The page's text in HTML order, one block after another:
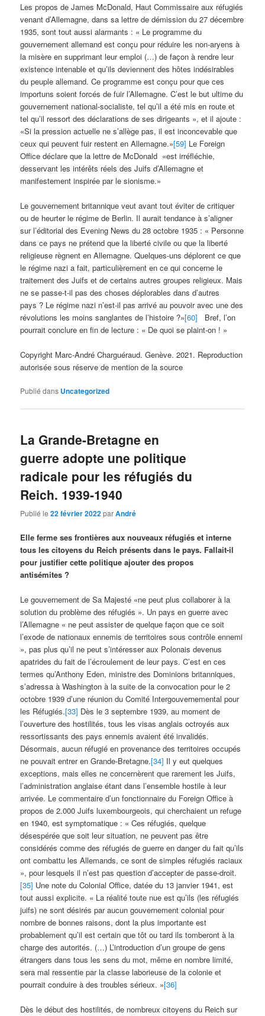
Les propos de James McDonald, Haut Commissaire aux réfugiés
venant d’Allemagne, dans sa lettre de démission du 27 décembre
1935, sont tout aussi alarmants : « Le programme du
gouvernement allemand est conçu pour réduire les non-aryens à
la misère en supprimant leur emploi (…) de façon à rendre leur
existence intenable et qu’ils deviennent des hôtes indésirables
du peuple allemand. Ce programme est conçu pour que ces
importuns soient forcés de fuir l’Allemagne. C’est le but ultime du
gouvernement national-socialiste, tel qu’il a été mis en route et
tel qu’il ressort des déclarations de ses dirigeants », et il ajoute :
«Si la pression actuelle ne s’allège pas, il est inconcevable que
ceux qui peuvent fuir restent en Allemagne.»[59] Le Foreign
Office déclare que la lettre de McDonald «est irréfléchie,
desservant les intérêts réels des Juifs d’Allemagne et
manifestement inspirée par le sionisme.»
Le gouvernement britannique veut avant tout éviter de critiquer
ou de heurter le régime de Berlin. Il aurait tendance à s’aligner
sur l’éditorial des Evening News du 28 octobre 1935 : « Personne
dans ce pays ne prétend que la liberté civile ou que la liberté
religieuse règnent en Allemagne. Quelques-uns déplorent ce que
le régime nazi a fait, particulièrement en ce qui concerne le
traitement des Juifs et de certains autres groupes religieux. Mais
ne se passe-t-il pas des choses déplorables dans d’autres
pays ? Le régime nazi n’est-il pas arrivé au pouvoir avec une des
révolutions les moins sanglantes de l’histoire ?»[60] Bref, l’on
pourrait conclure en fin de lecture : « De quoi se plaint-on ! »
Copyright Marc-André Charguéraud. Genève. 2021. Reproduction
autorisée sous réserve de mention de la source
Publié dans Uncategorized
La Grande-Bretagne en
guerre adopte une politique
radicale pour les réfugiés du
Reich. 1939-1940
Publié le22 février 2022parAndré
Elle ferme ses frontières aux nouveaux réfugiés et interne
tous les citoyens du Reich présents dans le pays. Fallait-il
pour justifier cette politique ajouter des propos
antisémites ?
Le gouvernement de Sa Majesté «ne peut plus collaborer à la
solution du problème des réfugiés ». Un pays en guerre avec
l’Allemagne « ne peut assister de quelque façon que ce soit
l’exode de nationaux ennemis de territoires sous contrôle ennemi
», pas plus qu’il ne peut s’intéresser aux Polonais devenus
apatrides du fait de l’écroulement de leur pays. C’est en ces
termes qu’Anthony Eden, ministre des Dominions britanniques,
s’adressa à Washington à la suite de la convocation pour le 2
octobre 1939 d’une réunion du Comité Intergouvernemental pour
les Réfugiés.[33] Dès le 3 septembre 1939, au moment de
l’ouverture des hostilités, tous les visas anglais octroyés aux
ressortissants des pays ennemis avaient été invalidés.
Désormais, aucun réfugié en provenance des territoires occupés
ne pouvait entrer en Grande-Bretagne.[34] Il y eut quelques
exceptions, mais elles ne concernèrent que rarement les Juifs,
l’administration anglaise étant dans l’ensemble hostile à leur
arrivée. Le commentaire d’un fonctionnaire du Foreign Office à
propos de 2.000 Juifs luxembourgeois, qui cherchaient un refuge
en 1940, est symptomatique : « Ces réfugiés, quelque
désespérée que soit leur situation, ne peuvent pas être
considérés comme des réfugiés de guerre en danger du fait qu’ils
ont combattu les Allemands, ce sont de simples réfugiés raciaux
», pour lesquels il n’est pas question d’accepter de passe-droit.
[35] Une note du Colonial Office, datée du 13 janvier 1941, est
tout aussi explicite. « La réalité toute nue est qu’ils (les réfugiés
juifs) ne sont désirés par aucun gouvernement colonial pour
nombre de bonnes raisons, dont la plus importante est
probablement qu’il est certain que tôt ou tard ils tomberont à la
charge des autorités. (…) L’introduction d’un groupe de gens
étrangers dans tous les sens du mot, même en nombre limité,
sera mal ressentie par la classe laborieuse de la colonie et
pourrait conduire à des troubles sérieux. »[36]
Dès le début des hostilités, de nombreux citoyens du Reich sur